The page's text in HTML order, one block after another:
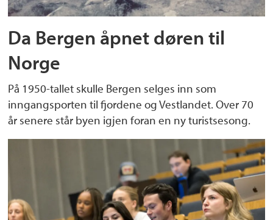
Da Bergen åpnet døren til
Norge
På 1950-tallet skulle Bergen selges inn som
inngangsporten til fjordene og Vestlandet. Over 70
år senere står byen igjen foran en ny turistsesong.